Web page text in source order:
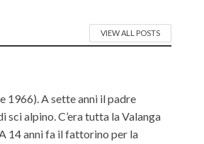
VIEW ALL POSTS
1966). A sette anni il padre
alpino. C’era tutta la Valanga
14 anni fa il fattorino per la